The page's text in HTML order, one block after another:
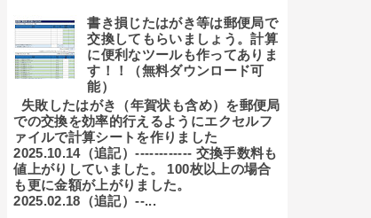
書き損じたはがき等は郵便局で
交換してもらいましょう。計算
に便利なツールも作ってありま
す！！（無料ダウンロード可
能）
失敗したはがき（年賀状も含め）を郵便局
での交換を効率的行えるようにエクセルフ
ァイルで計算シートを作りました
2025.10.14（追記）------------ 交換手数料も
値上がりしていました。 100枚以上の場合
も更に金額が上がりました。
2025.02.18（追記）--...